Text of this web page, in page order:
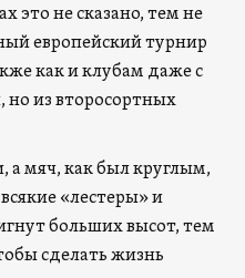
это не сказано, тем не
европейский турнир
как и клубам даже с
но из второсортных
а мяч, как был круглым,
«лестеры» и
больших высот, тем
сделать жизнь